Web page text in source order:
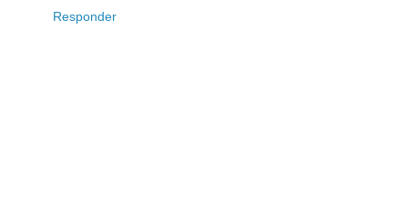
Responder